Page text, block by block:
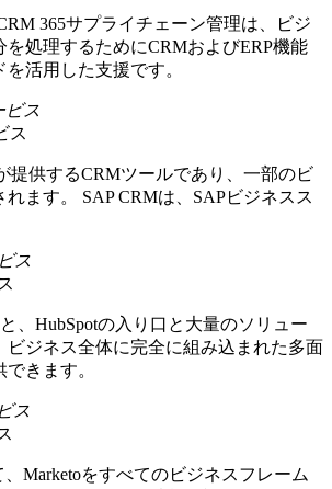
365サプライチェーン管理は、ビジ
を処理するためにCRMおよびERP機能
活用した支援です。
ス
提供するCRMツールであり、一部のビ
ます。 SAP CRMは、SAPビジネスス
、HubSpotの入り口と大量のソリュー
ビジネス全体に完全に組み込まれた多面
きます。
、Marketoをすべてのビジネスフレーム